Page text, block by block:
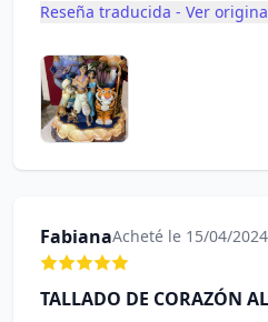
Reseña traducida - Ver
FabianaAcheté le 15/04/2024
TALLADO DE CORAZÓN